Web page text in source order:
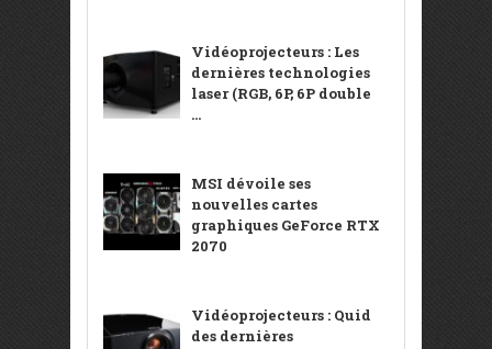
Vidéoprojecteurs : Les
dernières technologies
laser (RGB, 6P, 6P double
...
MSI dévoile ses
nouvelles cartes
graphiques GeForce RTX
2070
Vidéoprojecteurs : Quid
des dernières